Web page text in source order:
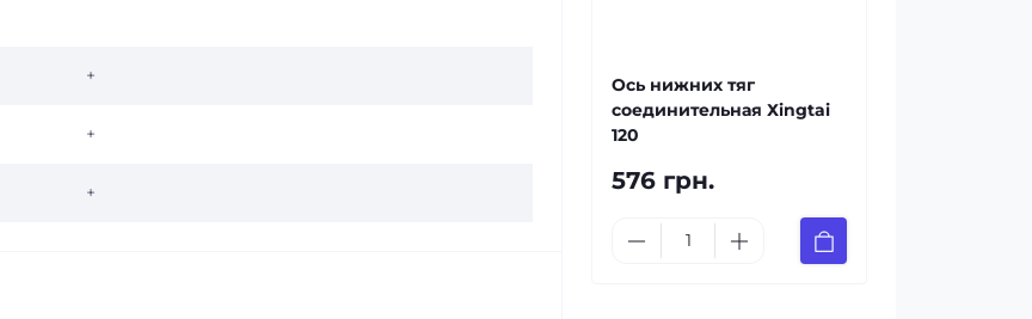
+
+
+
Ось нижних тяг
соединительная Хingtai
120
576 грн.